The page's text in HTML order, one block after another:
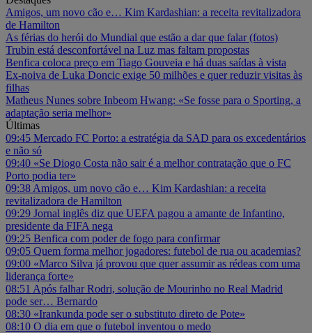
Amigos, um novo cão e… Kim Kardashian: a receita revitalizadora
de Hamilton
As férias do herói do Mundial que estão a dar que falar (fotos)
Trubin está desconfortável na Luz mas faltam propostas
Benfica coloca preço em Tiago Gouveia e há duas saídas à vista
Ex-noiva de Luka Doncic exige 50 milhões e quer reduzir visitas às
filhas
Matheus Nunes sobre Inbeom Hwang: «Se fosse para o Sporting, a
adaptação seria melhor»
Últimas
09:45 Mercado FC Porto: a estratégia da SAD para os excedentários
e não só
09:40 «Se Diogo Costa não sair é a melhor contratação que o FC
Porto podia ter»
09:38 Amigos, um novo cão e… Kim Kardashian: a receita
revitalizadora de Hamilton
09:29 Jornal inglês diz que UEFA pagou a amante de Infantino,
presidente da FIFA nega
09:25 Benfica com poder de fogo para confirmar
09:05 Quem forma melhor jogadores: futebol de rua ou academias?
09:00 «Marco Silva já provou que quer assumir as rédeas com uma
liderança forte»
08:51 Após falhar Rodri, solução de Mourinho no Real Madrid
pode ser… Bernardo
08:30 «Irankunda pode ser o substituto direto de Pote»
08:10 O dia em que o futebol inventou o medo